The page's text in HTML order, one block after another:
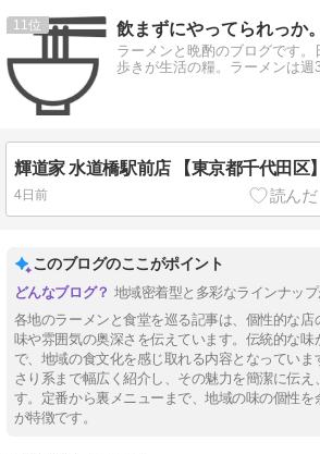
11 飲まずにやってられっか。
ラーメンと晩酌のブログです
歩きが生活の糧。ラーメンは週3
輝道家 水道橋駅前店 【東京都千代田区】
4日前
このブログのここがポイント
地域密着型と多彩なラインナッ
各地のラーメンと食堂を巡る記事は、個性的な店
味や雰囲気の奥深さを伝えています。伝統的な味
で、地域の食文化を感じ取れる内容となっていま
さり系まで幅広く紹介し、その魅力を簡潔に伝え
す。定番から裏メニューまで、地域の味の個性
が特徴です。